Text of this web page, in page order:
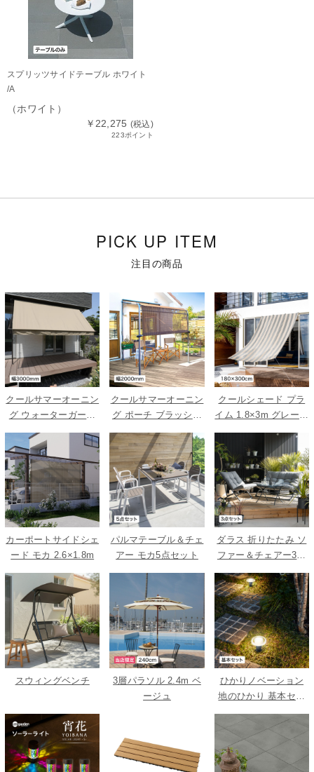
スプリッツサイドテーブル ホワイト
/A
（ホワイト）
￥22,275 (税込)
223ポイント
PICK UP ITEM
注目の商品
クールサマーオーニン
グ ウォーターガード
ベージュ 3000
クールサマーオーニン
グ ポーチ ブラッシュ
ウッド 2000
クールシェード プラ
イム 1.8×3m グレース
トライプ
カーポートサイドシェ
ード モカ 2.6×1.8m
パルマテーブル＆チェ
アー モカ5点セット
ダラス 折りたたみ ソ
ファー＆チェアー3点
セット
スウィングベンチ
3層パラソル 2.4m ベ
ージュ
ひかりノベーション
地のひかり 基本セッ